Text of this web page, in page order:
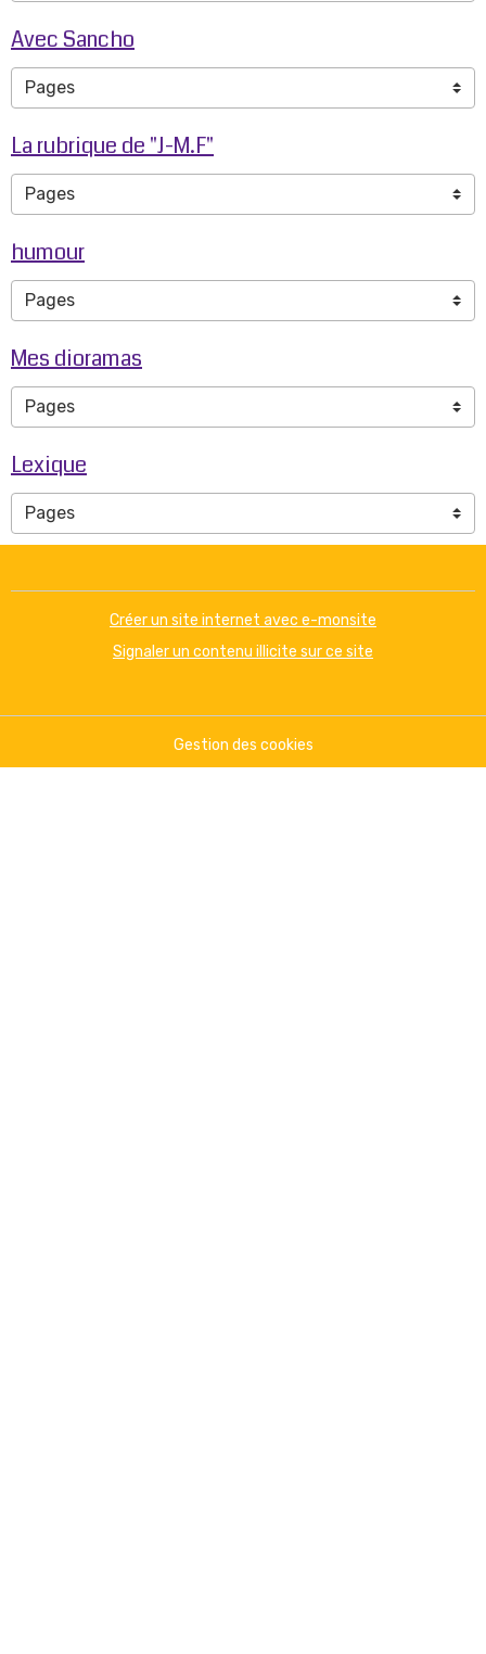
Avec Sancho
La rubrique de "J-M.F"
humour
Mes dioramas
Lexique
Créer un site internet avec e-monsite
Signaler un contenu illicite sur ce site
Gestion des cookies